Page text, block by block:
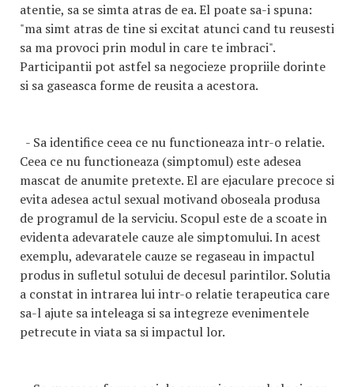
atentie, sa se simta atras de ea. El poate sa-i spuna:
"ma simt atras de tine si excitat atunci cand tu reusesti
sa ma provoci prin modul in care te imbraci".
Participantii pot astfel sa negocieze propriile dorinte
si sa gaseasca forme de reusita a acestora.
- Sa identifice ceea ce nu functioneaza intr-o relatie.
Ceea ce nu functioneaza (simptomul) este adesea
mascat de anumite pretexte. El are ejaculare precoce si
evita adesea actul sexual motivand oboseala produsa
de programul de la serviciu. Scopul este de a scoate in
evidenta adevaratele cauze ale simptomului. In acest
exemplu, adevaratele cauze se regaseau in impactul
produs in sufletul sotului de decesul parintilor. Solutia
a constat in intrarea lui intr-o relatie terapeutica care
sa-l ajute sa inteleaga si sa integreze evenimentele
petrecute in viata sa si impactul lor.